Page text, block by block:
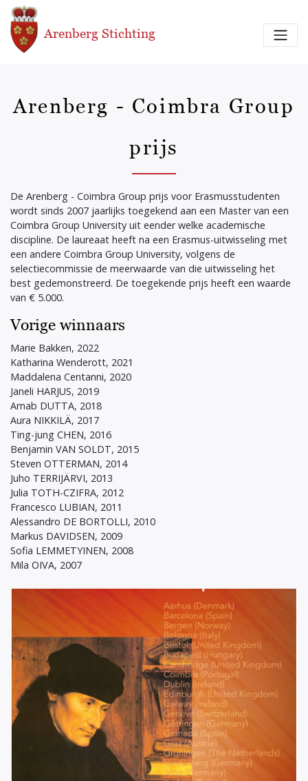
Overslaan en naar de inhoud gaan
Arenberg Stichting
Arenberg - Coimbra Group
prijs
De Arenberg - Coimbra Group prijs voor Erasmusstudenten
wordt sinds 2007 jaarlijks toegekend aan een Master van een
Coimbra Group University uit eender welke academische
discipline. De laureaat heeft na een Erasmus-uitwisseling met
een andere Coimbra Group University, volgens de
selectiecommissie de meerwaarde van die uitwisseling het
best gedemonstreerd. De toegekende prijs heeft een waarde
van € 5.000.
Vorige winnaars
Marie Bakken, 2022
Katharina Wenderott, 2021
Maddalena Centanni, 2020
Janeli HARJUS, 2019
Arnab DUTTA, 2018
Aura NIKKILÄ, 2017
Ting-jung CHEN, 2016
Benjamin VAN SOLDT, 2015
Steven OTTERMAN, 2014
Juho TERRIJÄRVI, 2013
Julia TOTH-CZIFRA, 2012
Francesco LUBIAN, 2011
Alessandro DE BORTOLLI, 2010
Markus DAVIDSEN, 2009
Sofia LEMMETYINEN, 2008
Mila OIVA, 2007